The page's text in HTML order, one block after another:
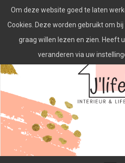
naar
inhoud
Om deze website goed te laten
Cookies. Deze worden gebruikt om
graag willen lezen en zien. Heeft
veranderen via uw